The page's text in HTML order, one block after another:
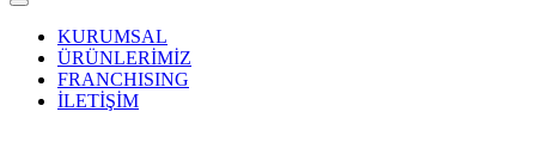
KURUMSAL
ÜRÜNLERİMİZ
FRANCHISING
İLETİŞİM